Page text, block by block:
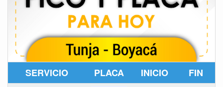
SERVICIO PLACA INICIO FIN